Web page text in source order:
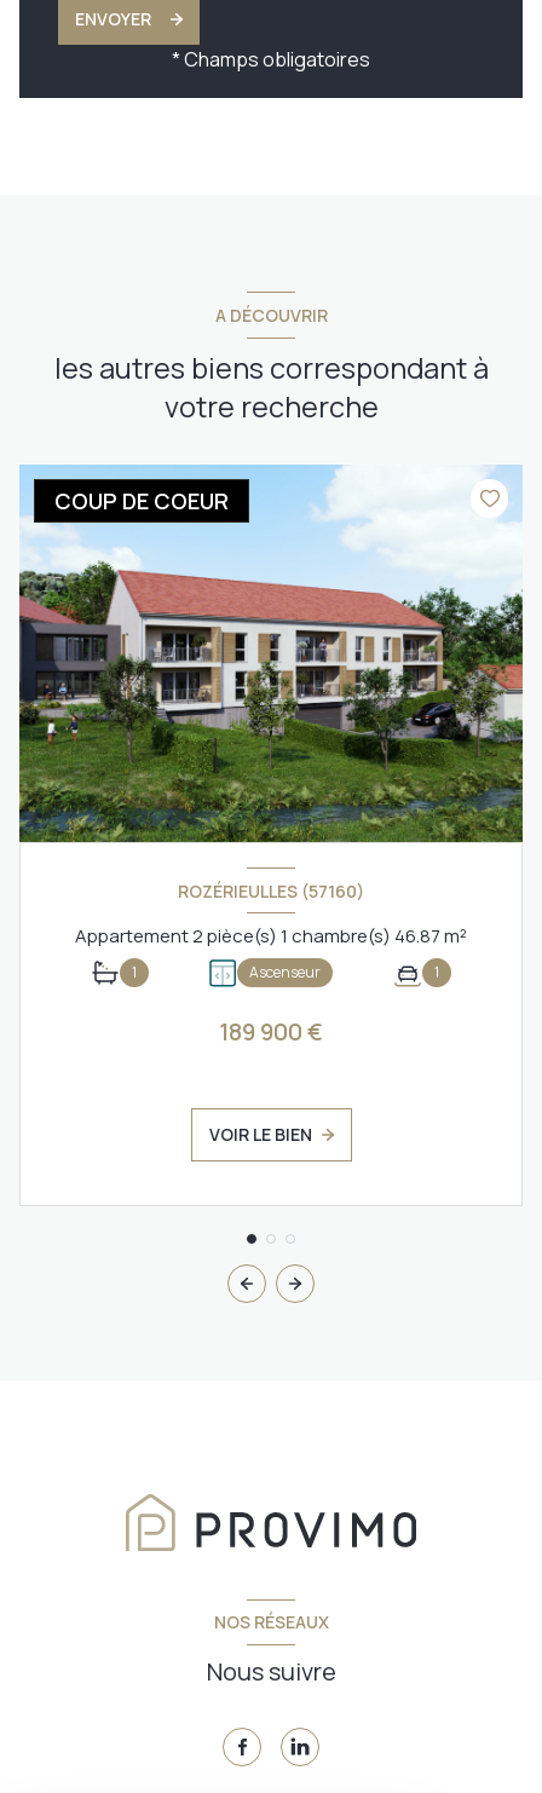
ENVOYER
* Champs obligatoires
A DÉCOUVRIR
les autres biens correspondant à
votre recherche
COUP DE COEUR
ROZÉRIEULLES (57160)
Appartement 2 pièce(s) 1 chambre(s) 46.87 m²
1 Ascenseur 1
189 900 €
VOIR LE BIEN
NOS RÉSEAUX
Nous suivre